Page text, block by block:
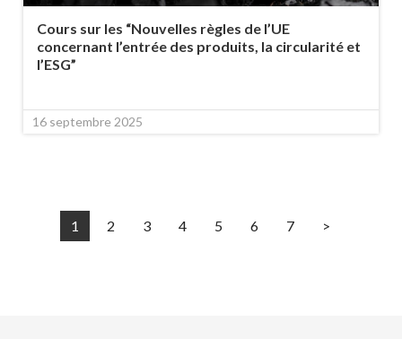
Cours sur les “Nouvelles règles de l’UE
concernant l’entrée des produits, la circularité et
l’ESG”
16 septembre 2025
1 2 3 4 5 6 7 >